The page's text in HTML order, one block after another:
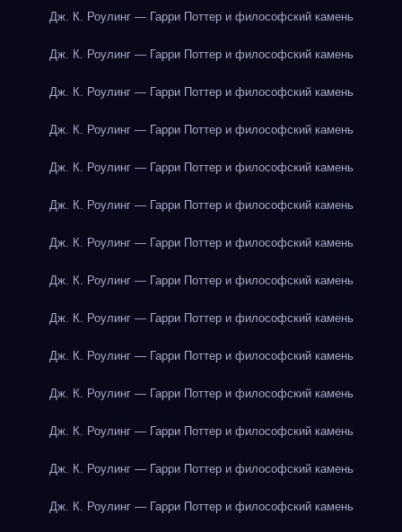
Дж. К. Роулинг — Гарри Поттер и философский камень
Дж. К. Роулинг — Гарри Поттер и философский камень
Дж. К. Роулинг — Гарри Поттер и философский камень
Дж. К. Роулинг — Гарри Поттер и философский камень
Дж. К. Роулинг — Гарри Поттер и философский камень
Дж. К. Роулинг — Гарри Поттер и философский камень
Дж. К. Роулинг — Гарри Поттер и философский камень
Дж. К. Роулинг — Гарри Поттер и философский камень
Дж. К. Роулинг — Гарри Поттер и философский камень
Дж. К. Роулинг — Гарри Поттер и философский камень
Дж. К. Роулинг — Гарри Поттер и философский камень
Дж. К. Роулинг — Гарри Поттер и философский камень
Дж. К. Роулинг — Гарри Поттер и философский камень
Дж. К. Роулинг — Гарри Поттер и философский камень